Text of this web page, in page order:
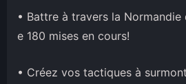
• Battre à travers la Normandie
e 180 mises en cours!
• Créez vos tactiques à